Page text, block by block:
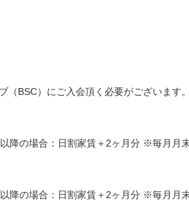
BSC）にご入会頂く必要がございます。
降の場合：日割家賃＋2ヶ月分 ※毎月月
降の場合：日割家賃＋2ヶ月分 ※毎月月